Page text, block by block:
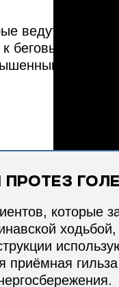
ведут
беговым
которые
приёмная